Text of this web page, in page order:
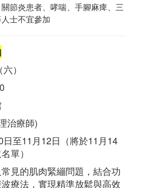
節炎患者、哮喘、手腳麻痺、三
士不宜參加
）
治療師)
至11月12日（將於11月14
單）
見的肌肉緊繃問題，結合功
療法，實現精準放鬆與高效